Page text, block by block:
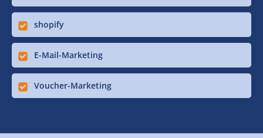
shopify
E-Mail-Marketing
Voucher-Marketing